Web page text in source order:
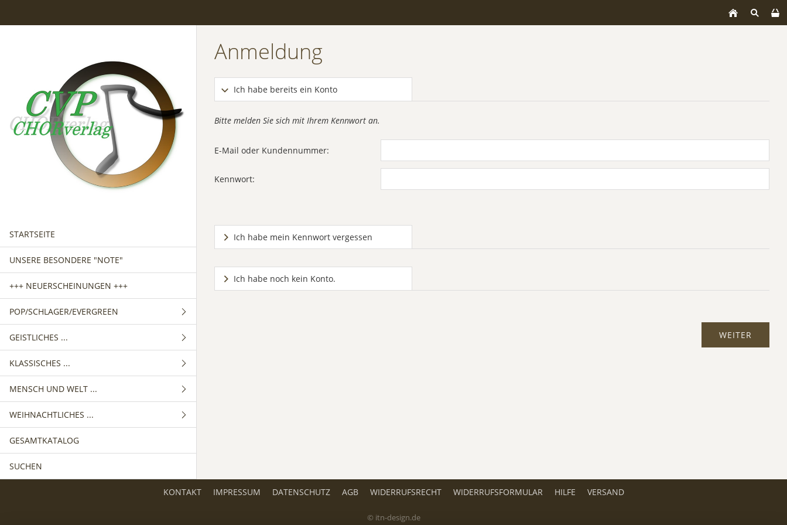
STARTSEITE
UNSERE BESONDERE "NOTE"
+++ NEUERSCHEINUNGEN +++
POP/SCHLAGER/EVERGREEN
GEMISCHTER CHOR
FRAUENCHOR
MÄNNERCHOR
GEISTLICHES ...
GEMISCHTER CHOR
FRAUENCHOR
MÄNNERCHOR
KLASSISCHES ...
GEMISCHTER CHOR
FRAUENCHOR
MÄNNERCHOR
MENSCH UND WELT ...
GEMISCHTER CHOR
FRAUENCHOR
MÄNNERCHOR
WEIHNACHTLICHES ...
GEMISCHTER CHOR
FRAUENCHOR
GESAMTKATALOG
SUCHEN
Anmeldung
Ich habe bereits ein Konto
Bitte melden Sie sich mit Ihrem Kennwort an.
E-Mail oder Kundennummer:
Kennwort:
Ich habe mein Kennwort vergessen
Ich habe noch kein Konto.
KONTAKT IMPRESSUM DATENSCHUTZ AGB WIDERRUFSRECHT WIDERRUFSFORMULAR HILFE VERSAND
© itn-design.de